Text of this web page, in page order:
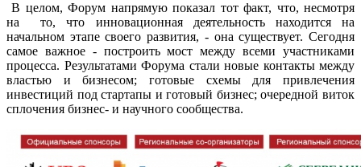
В целом, Форум напрямую показал тот факт, что, несмотря
на
то, что инновационная деятельность находится на
начальном этапе своего развития, - она существует. Сегодня
самое важное - построить мост между всеми участниками
процесса. Результатами Форума стали новые контакты между
властью и бизнесом; готовые схемы для привлечения
инвестиций под стартапы и готовый бизнес; очередной виток
сплочения бизнес- и научного сообщества.